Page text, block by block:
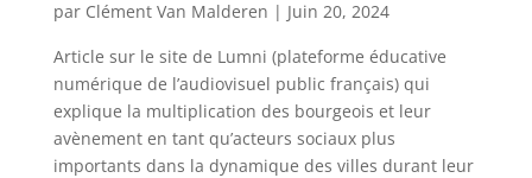
par Clément Van Malderen | Juin 20, 2024
Article sur le site de Lumni (plateforme éducative
numérique de l’audiovisuel public français) qui
explique la multiplication des bourgeois et leur
avènement en tant qu’acteurs sociaux plus
importants dans la dynamique des villes durant leur